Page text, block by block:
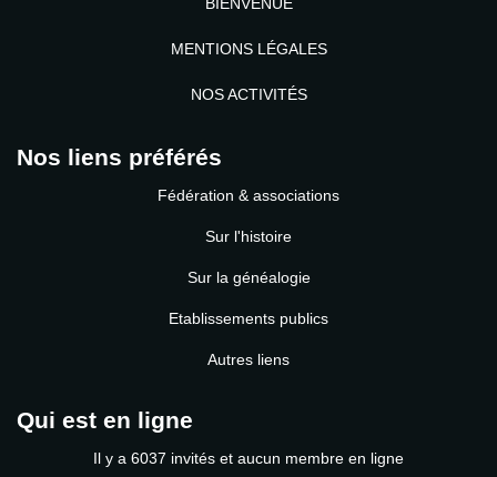
MENTIONS LÉGALES
NOS ACTIVITÉS
Nos liens préférés
Fédération & associations
Sur l'histoire
Sur la généalogie
Etablissements publics
Autres liens
Qui est en ligne
Il y a 6037 invités et aucun membre en ligne